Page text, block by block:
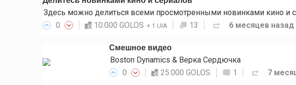
Здесь можно делиться всеми просмотренными новинками кино и
0
10.000 GOLOS + 1 UIA 13 6 месяцев назад
Смешное видео
Boston Dynamics & Верка Сердючка
0
25.000 GOLOS 1 7